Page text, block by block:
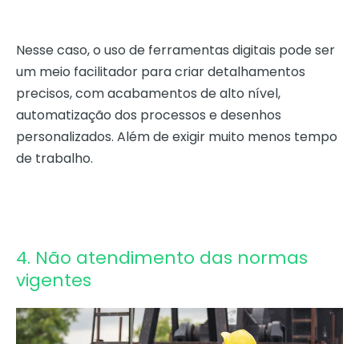
Nesse caso, o uso de ferramentas digitais pode ser
um meio facilitador para criardetalhamentos
precisos, com acabamentos de alto nível,
automatização dos processos e desenhos
personalizados. Além de exigir muito menos tempo
de trabalho.
4. Não atendimento das normas
vigentes